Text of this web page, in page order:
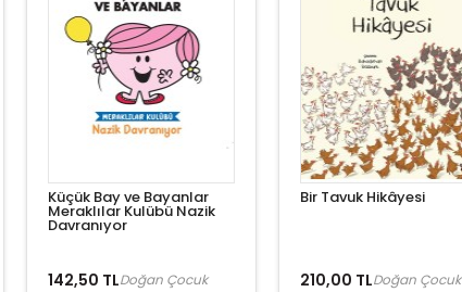
Küçük Bay ve Bayanlar
Meraklılar Kulübü Nazik
Davranıyor
142,50 TLDoğan Çocuk
Bir Tavuk Hikâyesi
210,00 TLDoğan Çocuk